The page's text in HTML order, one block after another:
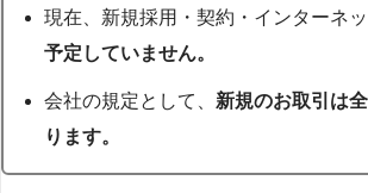
現在、新規採用・契約・インターネ
予定していません。
会社の規定として、 新規のお取引は
ります。